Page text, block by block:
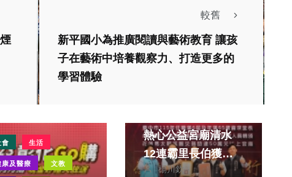
較舊
新平國小為推廣閱讀與藝術教育 讓孩
子在藝術中培養觀察力、打造更多的
學習體驗
會 生活
康及醫療 文教
熱心公益宮廟清水
12連霸里長伯獲獎
受矚目
楊川欽